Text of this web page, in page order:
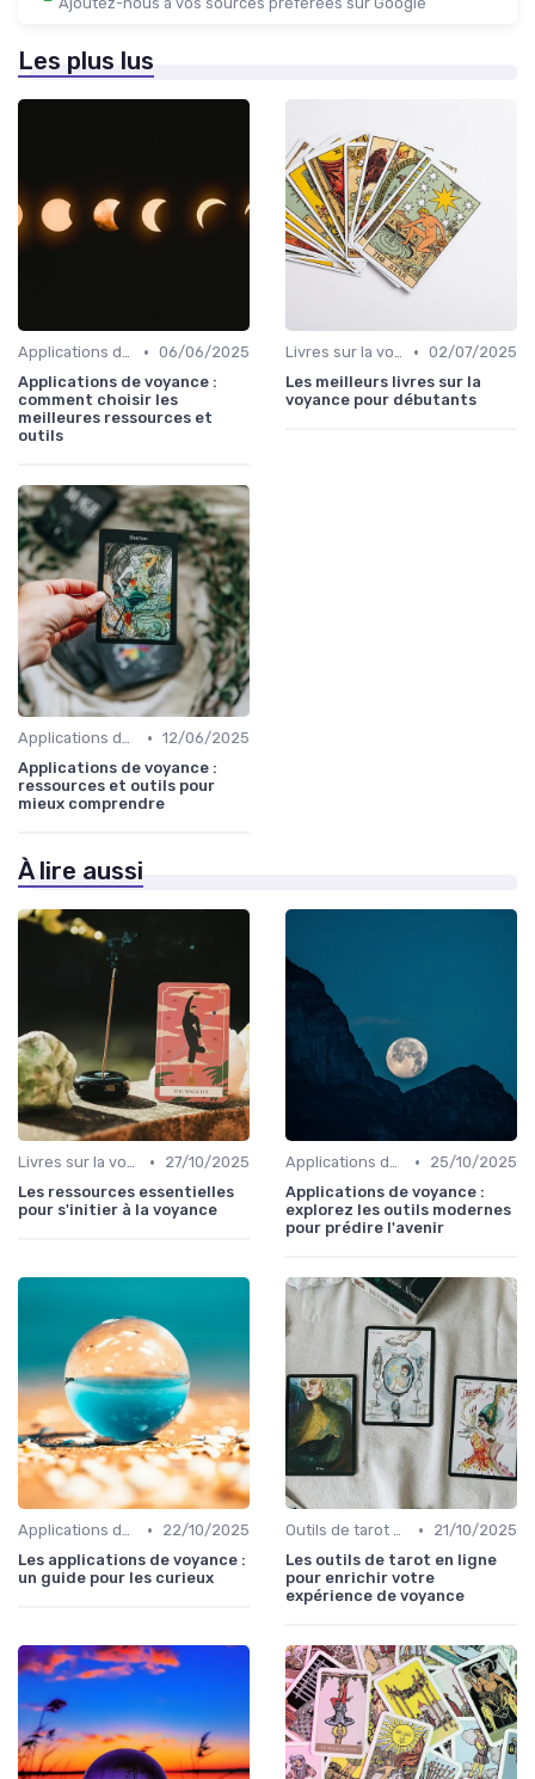
Les plus lus
Applications de voyance • 06/06/2025
Applications de voyance :
comment choisir les
meilleures ressources et
outils
Livres sur la voyance • 02/07/2025
Les meilleurs livres sur la
voyance pour débutants
Applications de voyance • 12/06/2025
Applications de voyance :
ressources et outils pour
mieux comprendre
À lire aussi
Livres sur la voyance •
27/10/2025
Les ressources essentielles
pour s'initier à la voyance
Applications de voyance •
25/10/2025
Applications de voyance :
explorez les outils modernes
pour prédire l'avenir
Applications de voyance •
22/10/2025
Les applications de voyance :
un guide pour les curieux
Outils de tarot en ligne •
21/10/2025
Les outils de tarot en ligne
pour enrichir votre
expérience de voyance